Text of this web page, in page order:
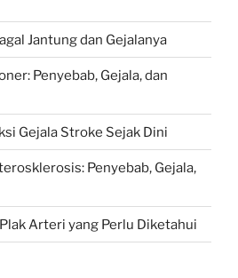
Jantung dan Gejalanya
Penyebab, Gejala, dan
Gejala Stroke Sejak Dini
Penyebab, Gejala,
Arteri yang Perlu Diketahui